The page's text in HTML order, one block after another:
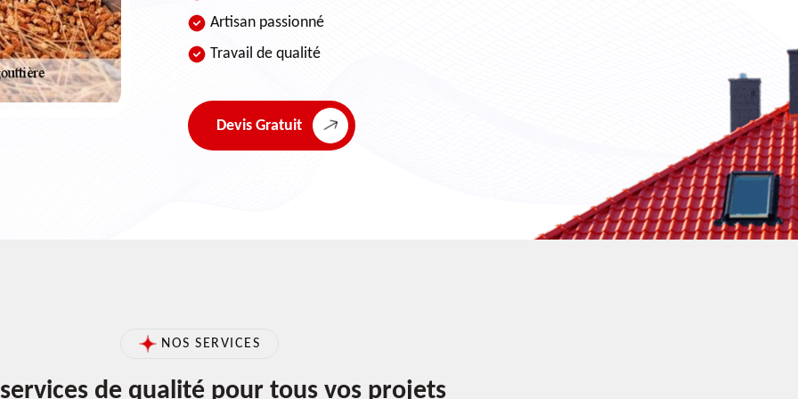
Artisan passionné
Travail de qualité
Devis Gratuit
NOS SERVICES
de qualité pour tous vos projets